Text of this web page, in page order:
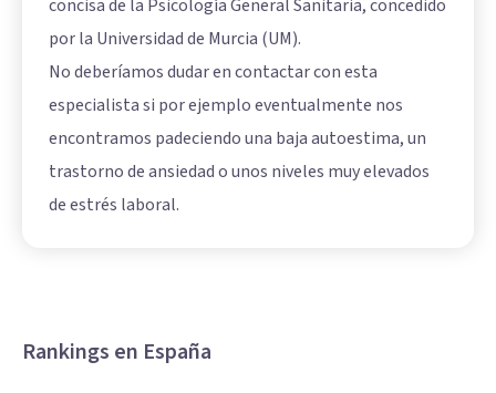
concisa de la Psicología General Sanitaria, concedido
por la Universidad de Murcia (UM).
No deberíamos dudar en contactar con esta
especialista si por ejemplo eventualmente nos
encontramos padeciendo una baja autoestima, un
trastorno de ansiedad o unos niveles muy elevados
de estrés laboral.
Rankings en España